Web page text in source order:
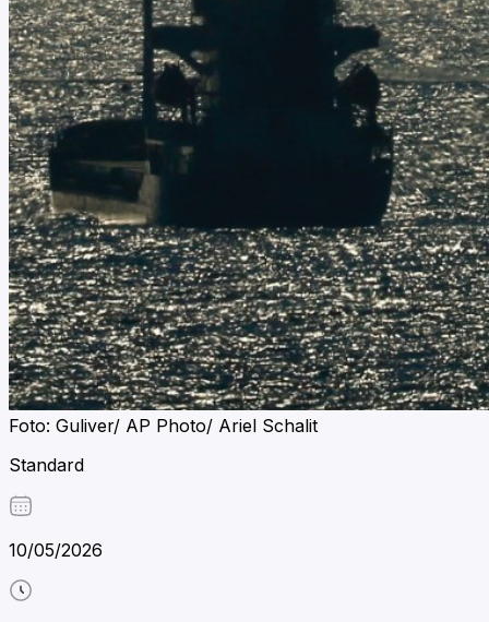
Foto: Guliver/ AP Photo/ Ariel Schalit
Standard
10/05/2026